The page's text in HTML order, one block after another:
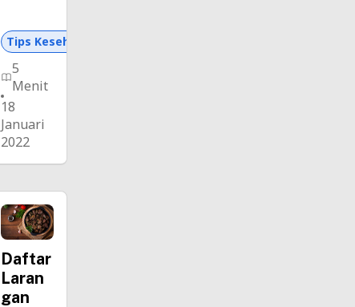
Tips Kesehatan dan Asuransi
5
Menit
18
Januari
2022
Daftar
Laran
gan